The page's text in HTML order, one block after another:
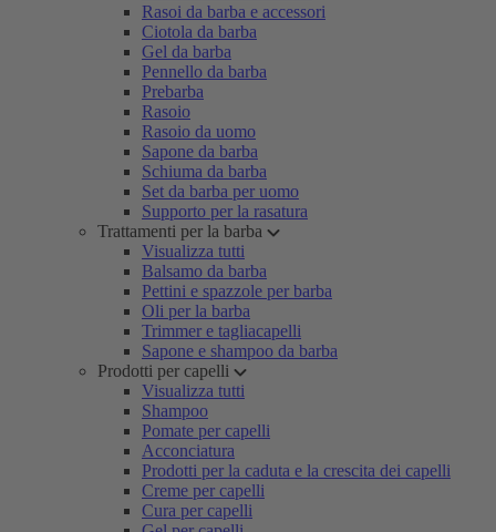
Rasoi da barba e accessori
Ciotola da barba
Gel da barba
Pennello da barba
Prebarba
Rasoio
Rasoio da uomo
Sapone da barba
Schiuma da barba
Set da barba per uomo
Supporto per la rasatura
Trattamenti per la barba
Visualizza tutti
Balsamo da barba
Pettini e spazzole per barba
Oli per la barba
Trimmer e tagliacapelli
Sapone e shampoo da barba
Prodotti per capelli
Visualizza tutti
Shampoo
Pomate per capelli
Acconciatura
Prodotti per la caduta e la crescita dei capelli
Creme per capelli
Cura per capelli